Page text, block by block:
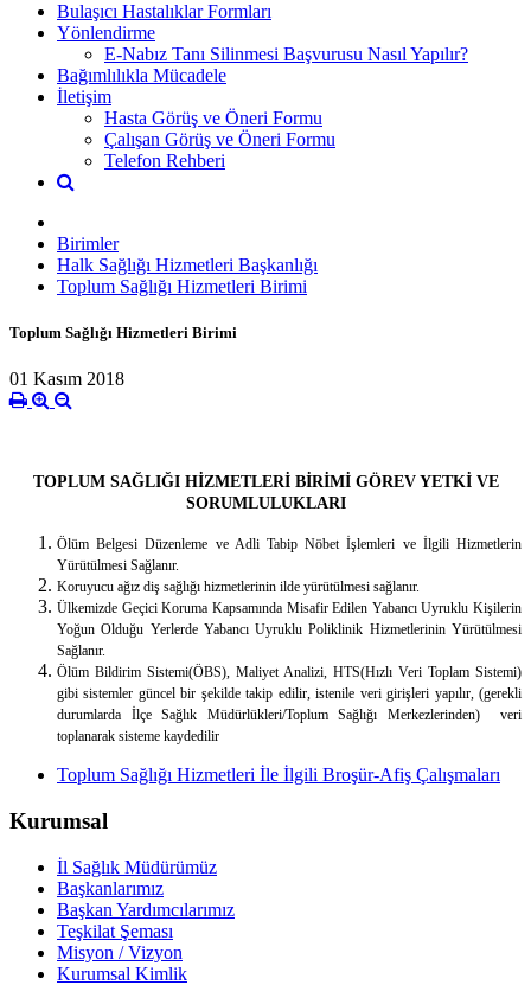
Bulaşıcı Hastalıklar Formları
Yönlendirme
E-Nabız Tanı Silinmesi Başvurusu Nasıl Yapılır?
Bağımlılıkla Mücadele
İletişim
Hasta Görüş ve Öneri Formu
Çalışan Görüş ve Öneri Formu
Telefon Rehberi
Birimler
Halk Sağlığı Hizmetleri Başkanlığı
Toplum Sağlığı Hizmetleri Birimi
Toplum Sağlığı Hizmetleri Birimi
01 Kasım 2018
TOPLUM SAĞLIĞI HİZMETLERİ BİRİMİ GÖREV YETKİ VE
SORUMLULUKLARI
Ölüm Belgesi Düzenleme ve Adli Tabip Nöbet İşlemleri ve İlgili Hizmetlerin
Yürütülmesi Sağlanır.
Koruyucu ağız diş sağlığı hizmetlerinin ilde yürütülmesi sağlanır.
Ülkemizde Geçici Koruma Kapsamında Misafir Edilen Yabancı Uyruklu Kişilerin
Yoğun Olduğu Yerlerde Yabancı Uyruklu Poliklinik Hizmetlerinin Yürütülmesi
Sağlanır.
Ölüm Bildirim Sistemi(ÖBS), Maliyet Analizi, HTS(Hızlı Veri Toplam Sistemi)
gibi sistemler güncel bir şekilde takip edilir, istenile veri girişleri yapılır, (gerekli
durumlarda İlçe Sağlık Müdürlükleri/Toplum Sağlığı Merkezlerinden) veri
toplanarak sisteme kaydedilir
Toplum Sağlığı Hizmetleri İle İlgili Broşür-Afiş Çalışmaları
Kurumsal
İl Sağlık Müdürümüz
Başkanlarımız
Başkan Yardımcılarımız
Teşkilat Şeması
Misyon / Vizyon
Kurumsal Kimlik